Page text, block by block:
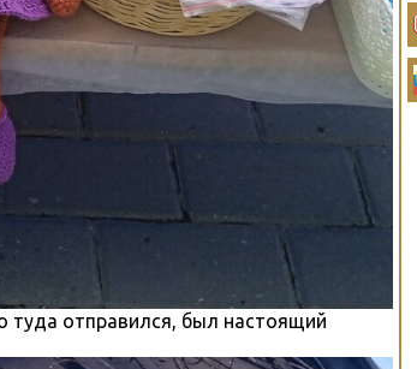
туда отправился, был настоящий